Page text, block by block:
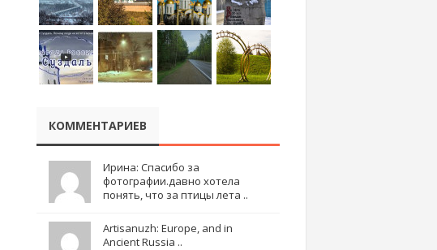
КОММЕНТАРИЕВ
Ирина: Спасибо за
фотографии.давно хотела
понять, что за птицы лета ..
Artisanuzh: Europe, and in
Ancient Russia ..